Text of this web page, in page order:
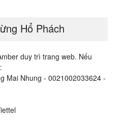
Hổ Phách
duy trì trang web. Nếu
Mai Nhung - 0021002033624 -